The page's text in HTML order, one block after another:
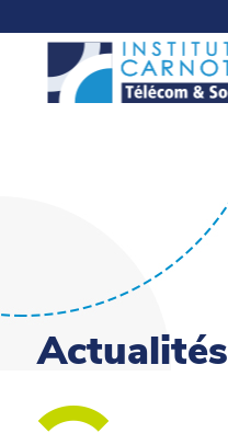
Actualités